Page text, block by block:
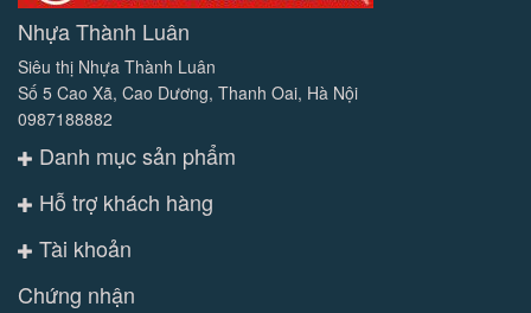
Nhựa Thành Luân
Siêu thị Nhựa Thành Luân
Số 5 Cao Xã, Cao Dương, Thanh Oai, Hà Nội
0987188882
Danh mục sản phẩm
Hỗ trợ khách hàng
Tài khoản
Chứng nhận